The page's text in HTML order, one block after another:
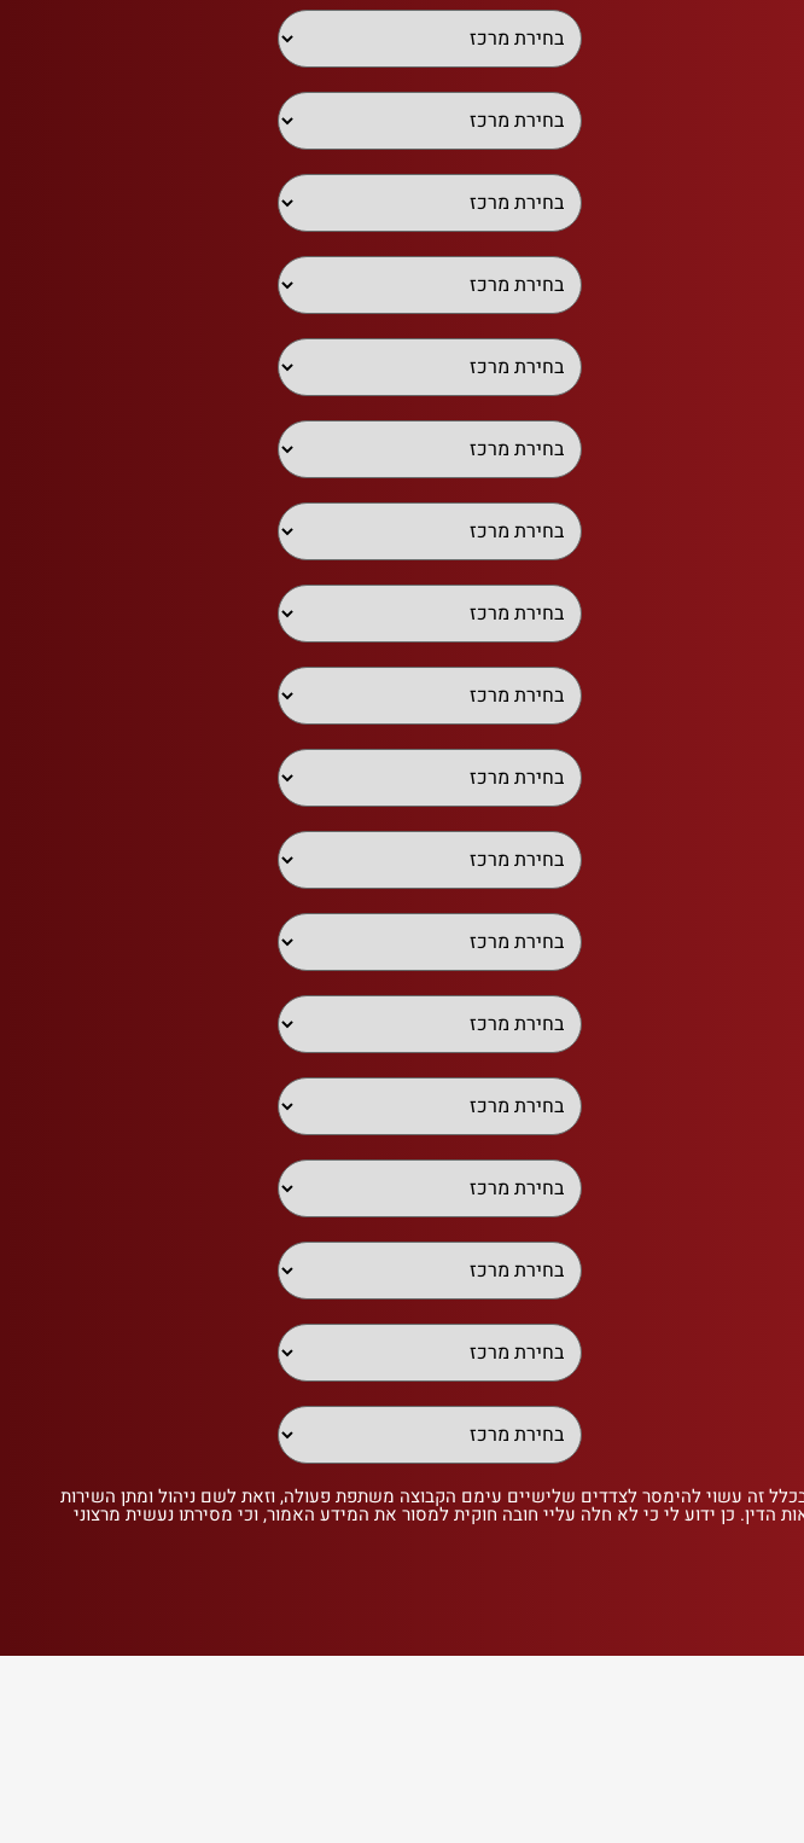
זה עשוי להימסר לצדדים שלישיים עימם הקבוצה משתפת פעולה, וזאת לשם ניהול ומתן השירות
הדין. כן ידוע לי כי לא חלה עליי חובה חוקית למסור את המידע האמור, וכי מסירתו נעשית מרצוני